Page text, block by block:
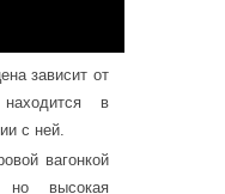
зависит от
в
с ней.
вагонкой
но высокая